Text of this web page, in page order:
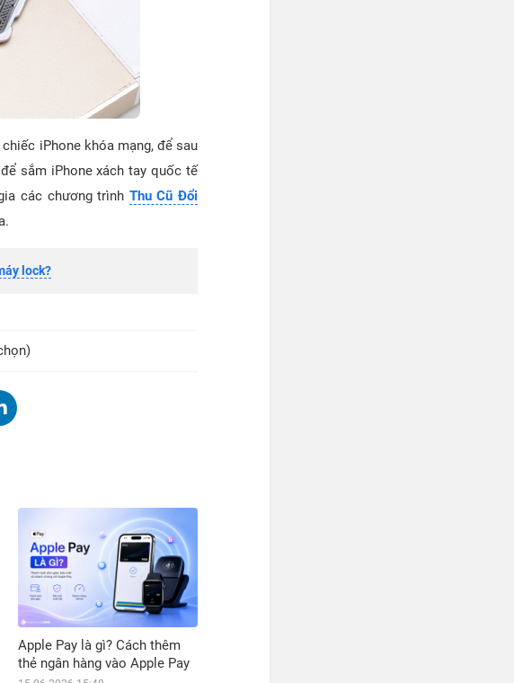
iPhone khóa mạng, để sau
sắm iPhone xách tay quốc tế
các chương trình Thu Cũ Đổi
lock?
Apple Pay là gì? Cách thêm
thẻ ngân hàng vào Apple Pay